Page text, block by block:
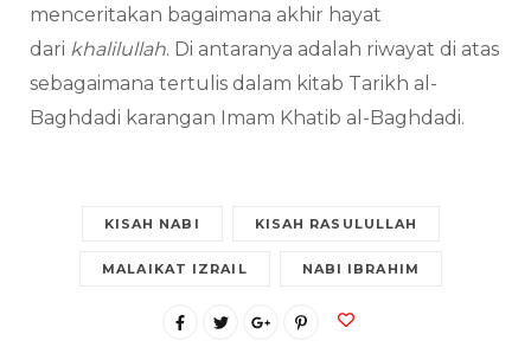
menceritakan bagaimana akhir hayat
dari khalilullah. Di antaranya adalah riwayat di atas
sebagaimana tertulis dalam kitab Tarikh al-
Baghdadi karangan Imam Khatib al-Baghdadi.
KISAH NABI KISAH RASULULLAH
MALAIKAT IZRAIL NABI IBRAHIM